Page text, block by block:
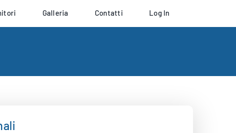
Galleria Contatti Log In